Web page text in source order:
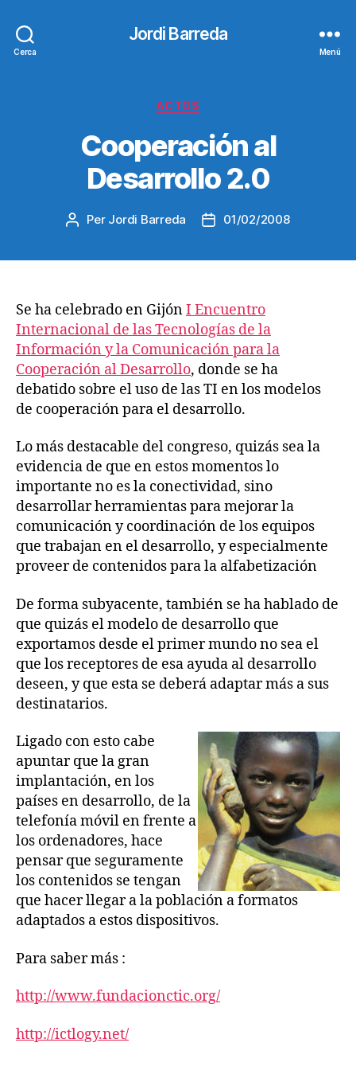
Cerca
Jordi Barreda
Menú
Categories
ACTOS
Cooperación al
Desarrollo 2.0
Autor
Per Jordi Barreda
Data01/02/2008
Se ha celebrado en GijónI Encuentro
Internacional de las Tecnologías de la
Información y la Comunicación para la
Cooperación al Desarrollo, donde se ha
debatido sobre el uso de las TI en los modelos
de cooperación para el desarrollo.
Lo más destacable del congreso, quizás sea la
evidencia de que en estos momentos lo
importante no es la conectividad, sino
desarrollar herramientas para mejorar la
comunicación y coordinación de los equipos
que trabajan en el desarrollo, y especialmente
proveer de contenidos para la alfabetización
De forma subyacente, también se ha hablado de
que quizás el modelo de desarrollo que
exportamos desde el primer mundo no sea el
que los receptores de esa ayuda al desarrollo
deseen, y que esta se deberá adaptar más a sus
destinatarios.
Ligado con esto cabe
apuntar que la gran
implantación, en los
países en desarrollo, de la
telefonía móvil en frente a
los ordenadores, hace
pensar que seguramente
los contenidos se tengan
que hacer llegar a la población a formatos
adaptados a estos dispositivos.
Para saber más :
http://www.fundacionctic.org/
http://ictlogy.net/